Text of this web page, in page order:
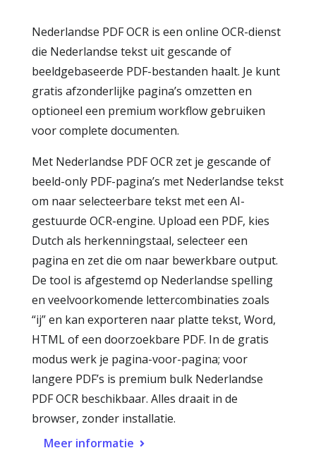
Nederlandse PDF OCR is een online OCR-dienst
die Nederlandse tekst uit gescande of
beeldgebaseerde PDF-bestanden haalt. Je kunt
gratis afzonderlijke pagina’s omzetten en
optioneel een premium workflow gebruiken
voor complete documenten.
Met Nederlandse PDF OCR zet je gescande of
beeld-only PDF-pagina’s met Nederlandse tekst
om naar selecteerbare tekst met een AI-
gestuurde OCR-engine. Upload een PDF, kies
Dutch als herkenningstaal, selecteer een
pagina en zet die om naar bewerkbare output.
De tool is afgestemd op Nederlandse spelling
en veelvoorkomende lettercombinaties zoals
“ij” en kan exporteren naar platte tekst, Word,
HTML of een doorzoekbare PDF. In de gratis
modus werk je pagina-voor-pagina; voor
langere PDF’s is premium bulk Nederlandse
PDF OCR beschikbaar. Alles draait in de
browser, zonder installatie.
Meer informatie